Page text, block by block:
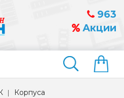
963
Акции
Найти
Корпуса